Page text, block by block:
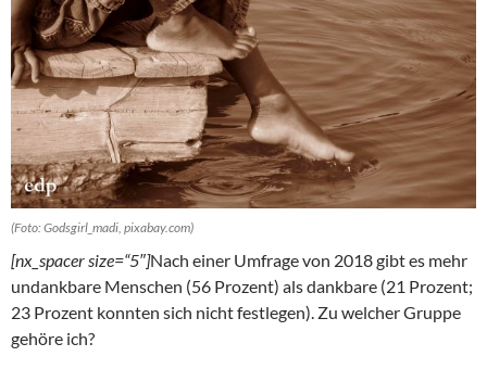
(Foto: Godsgirl_madi, pixabay.com)
[nx_spacer size=“5″]Nach einer Umfrage von 2018 gibt es mehr
undankbare Menschen (56 Prozent) als dankbare (21 Prozent;
23 Prozent konnten sich nicht festlegen). Zu welcher Gruppe
gehöre ich?